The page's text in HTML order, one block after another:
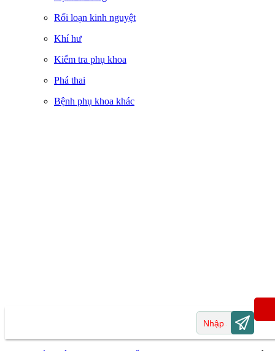
Rối loạn kinh nguyệt
Khí hư
Kiểm tra phụ khoa
Phá thai
Bệnh phụ khoa khác